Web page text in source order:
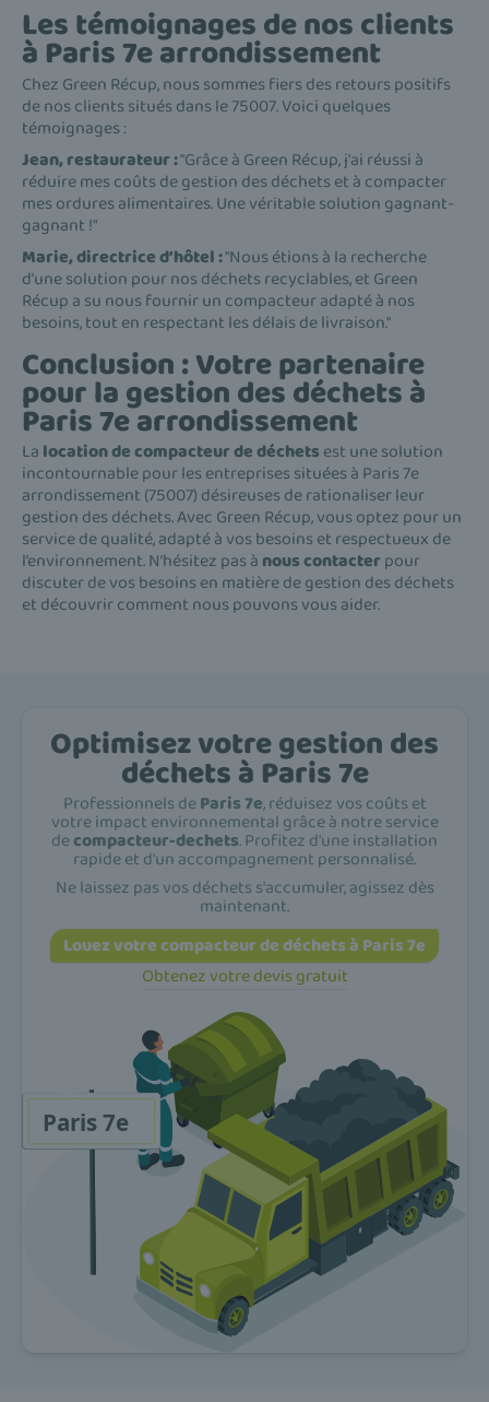
Les témoignages de nos clients
à Paris 7e arrondissement
Chez Green Récup, nous sommes fiers des retours positifs
de nos clients situés dans le 75007. Voici quelques
témoignages :
Jean, restaurateur :"Grâce à Green Récup, j'ai réussi à
réduire mes coûts de gestion des déchets et à compacter
mes ordures alimentaires. Une véritable solution gagnant-
gagnant !"
Marie, directrice d’hôtel :"Nous étions à la recherche
d’une solution pour nos déchets recyclables, et Green
Récup a su nous fournir un compacteur adapté à nos
besoins, tout en respectant les délais de livraison."
Conclusion : Votre partenaire
pour la gestion des déchets à
Paris 7e arrondissement
La location de compacteur de déchets est une solution
incontournable pour les entreprises situées à Paris 7e
arrondissement (75007) désireuses de rationaliser leur
gestion des déchets. Avec Green Récup, vous optez pour un
service de qualité, adapté à vos besoins et respectueux de
l’environnement. N’hésitez pas à nous contacter pour
discuter de vos besoins en matière de gestion des déchets
et découvrir comment nous pouvons vous aider.
Optimisez votre gestion des
déchets à Paris 7e
Professionnels deParis 7e, réduisez vos coûts et
votre impact environnemental grâce à notre service
decompacteur-dechets. Profitez d'une installation
rapide et d'un accompagnement personnalisé.
Ne laissez pas vos déchets s'accumuler, agissez dès
maintenant.
Louez votre compacteur de déchets à Paris 7e
Obtenez votre devis gratuit